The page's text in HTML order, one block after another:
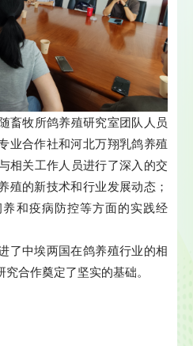
畜牧所鸽养殖研究室团队人员
业合作社和河北万翔乳鸽养殖
相关工作人员进行了深入的交
殖的新技术和行业发展动态；
和疫病防控等方面的实践经
了中埃两国在鸽养殖行业的相
合作奠定了坚实的基础。